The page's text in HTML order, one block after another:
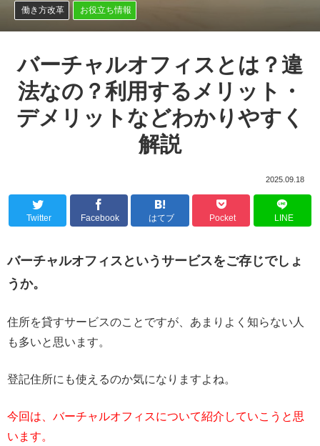
働き方改革 お役立ち情報
バーチャルオフィスとは？違
法なの？利用するメリット・
デメリットなどわかりやすく
解説
2025.09.18
Twitter Facebook はてブ Pocket LINE
バーチャルオフィスというサービスをご存じでしょ
うか。
住所を貸すサービスのことですが、あまりよく知らない人
も多いと思います。
登記住所にも使えるのか気になりますよね。
今回は、バーチャルオフィスについて紹介していこうと思
います。